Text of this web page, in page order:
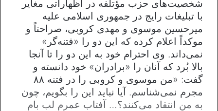
شخصیت‌های حزب مؤتلفه در اظهاراتی مغایر
با تبلیغات رایج در جمهوری اسلامی علیه
میرحسین موسوی و مهدی کروبی، صراحتاً و
موکداً اعلام کرده که این دو را «فتنه‌گر»
نمی‌داند. وی احترام خود به این دو را تا آنجا
بالا بُرد که آنان را «برادران» خود دانسته و
گفت: «من موسوی و کروبی را در فتنه ۸۸
مجرم نمی‌شناسم. آیا نباید این را بگویم، چون
به من انتقاد می‌کنند؟… آفتاب عمرم لب بام